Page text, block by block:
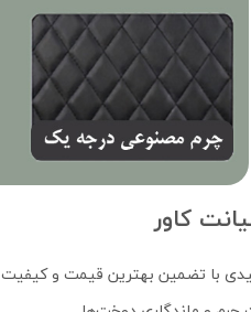
کاور
با تضمین بهترین قیمت و کیفیت